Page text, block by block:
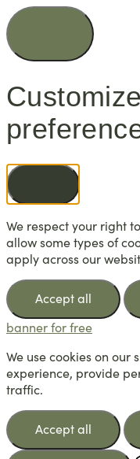
We respect your right
allow some types of
apply across our
Accept all
banner for free
We use cookies on our
experience, provide
traffic.
Accept all